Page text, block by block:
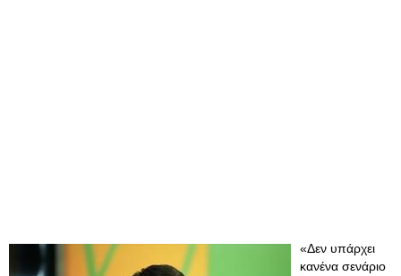
«Δεν υπάρχει
κανένα σενάριο